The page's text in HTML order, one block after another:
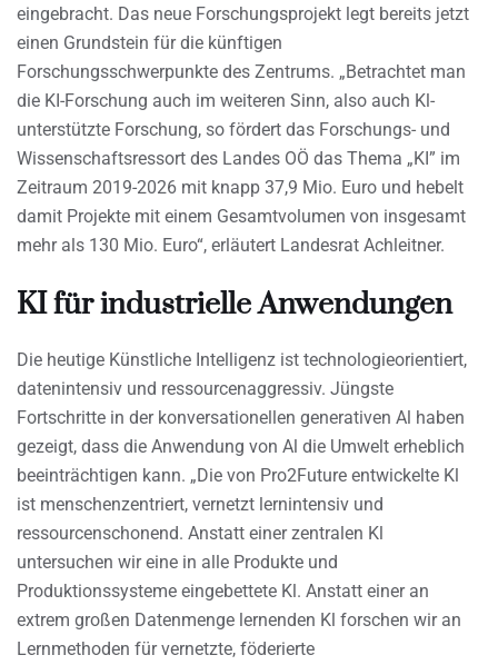
eingebracht. Das neue Forschungsprojekt legt bereits jetzt
einen Grundstein für die künftigen
Forschungsschwerpunkte des Zentrums. „Betrachtet man
die KI-Forschung auch im weiteren Sinn, also auch Kl-
unterstützte Forschung, so fördert das Forschungs- und
Wissenschaftsressort des Landes OÖ das Thema „KI” im
Zeitraum 2019-2026 mit knapp 37,9 Mio. Euro und hebelt
damit Projekte mit einem Gesamtvolumen von insgesamt
mehr als 130 Mio. Euro“, erläutert Landesrat Achleitner.
KI für industrielle Anwendungen
Die heutige Künstliche Intelligenz ist technologieorientiert,
datenintensiv und ressourcenaggressiv. Jüngste
Fortschritte in der konversationellen generativen Al haben
gezeigt, dass die Anwendung von Al die Umwelt erheblich
beeinträchtigen kann. „Die von Pro2Future entwickelte Kl
ist menschenzentriert, vernetzt lernintensiv und
ressourcenschonend. Anstatt einer zentralen Kl
untersuchen wir eine in alle Produkte und
Produktionssysteme eingebettete Kl. Anstatt einer an
extrem großen Datenmenge lernenden Kl forschen wir an
Lernmethoden für vernetzte, föderierte